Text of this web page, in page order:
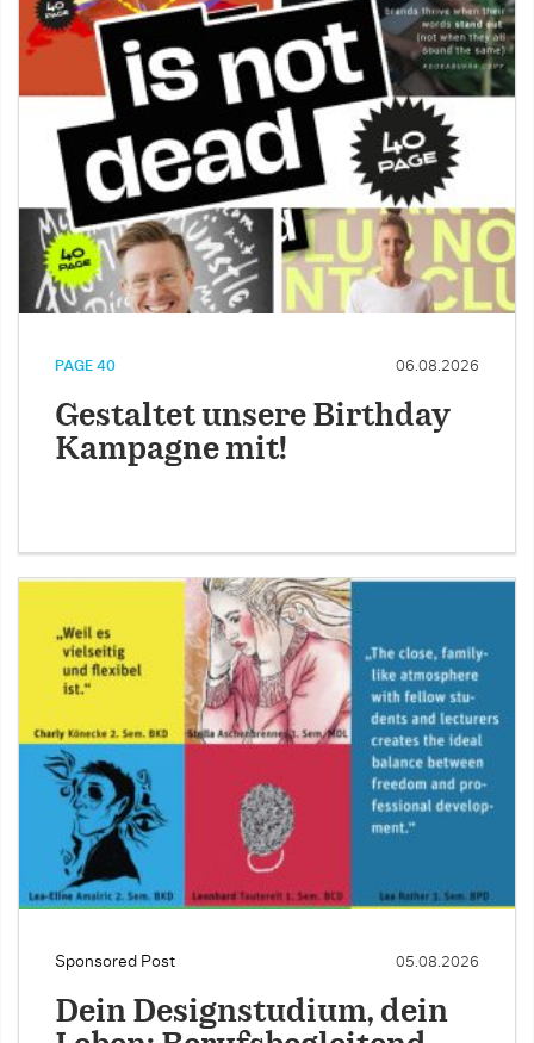
PAGE 40 06.08.2026
Gestaltet unsere Birthday
Kampagne mit!
Sponsored Post 05.08.2026
Dein Designstudium, dein